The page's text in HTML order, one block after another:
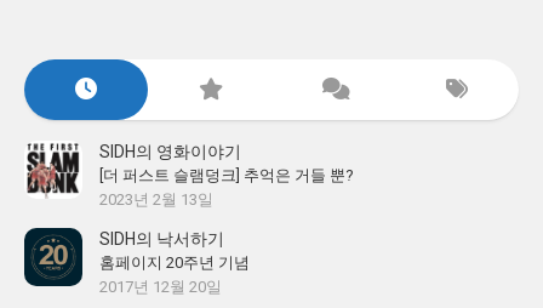
SIDH의 영화이야기
[더 퍼스트 슬램덩크] 추억은 거들 뿐?
2023년 2월 13일
SIDH의 낙서하기
홈페이지 20주년 기념
2017년 12월 20일